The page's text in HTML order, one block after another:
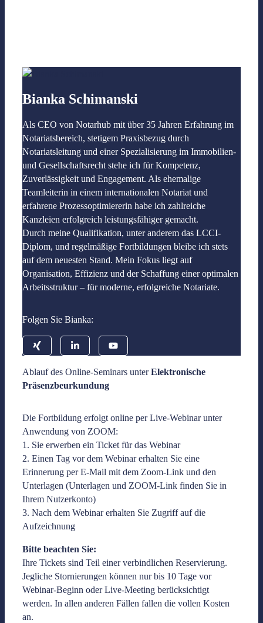
Bianka Schimanski
Als CEO von Notarhub mit über 35 Jahren Erfahrung im
Notariatsbereich, stetigem Praxisbezug durch
Notariatsleitung und einer Spezialisierung im Immobilien-
und Gesellschaftsrecht stehe ich für Kompetenz,
Zuverlässigkeit und Engagement. Als ehemalige
Teamleiterin in einem internationalen Notariat und
erfahrene Prozessoptimiererin habe ich zahlreiche
Kanzleien erfolgreich leistungsfähiger gemacht.
Durch meine Qualifikation, unter anderem das LCCI-
Diplom, und regelmäßige Fortbildungen bleibe ich stets
auf dem neuesten Stand. Mein Fokus liegt auf
Organisation, Effizienz und der Schaffung einer optimalen
Arbeitsstruktur – für moderne, erfolgreiche Notariate.
Folgen Sie Bianka:
Ablauf des Online-Seminars unterElektronische
Präsenzbeurkundung
Die Fortbildung erfolgt online per Live-Webinar unter
Anwendung von ZOOM:
1. Sie erwerben ein Ticket für das Webinar
2. Einen Tag vor dem Webinar erhalten Sie eine
Erinnerung per E-Mail mit dem Zoom-Link und den
Unterlagen (Unterlagen und ZOOM-Link finden Sie in
Ihrem Nutzerkonto)
3. Nach dem Webinar erhalten Sie Zugriff auf die
Aufzeichnung
Bitte beachten Sie:
Ihre Tickets sind Teil einer verbindlichen Reservierung.
Jegliche Stornierungen können nur bis 10 Tage vor
Webinar-Beginn oder Live-Meeting berücksichtigt
werden. In allen anderen Fällen fallen die vollen Kosten
an.